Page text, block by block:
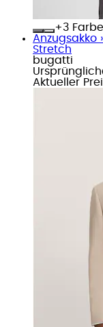
+
Anzugsakko
Stretch
bugatti
Aktueller